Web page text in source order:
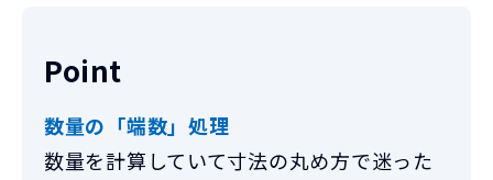
Point
数量の「端数」処理
数量を計算していて寸法の丸め方で迷った